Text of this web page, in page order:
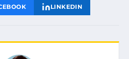
LINKEDIN